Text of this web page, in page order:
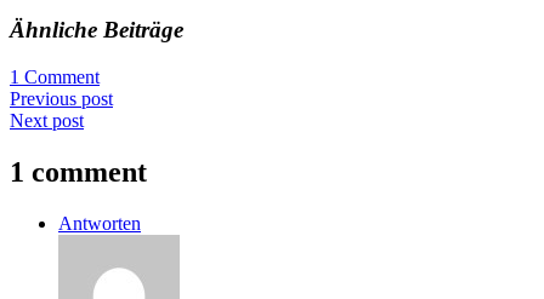
Ähnliche Beiträge
1 Comment
Previous post
Next post
1 comment
Antworten